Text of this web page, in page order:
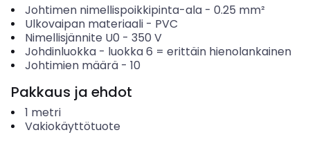
Johtimen nimellispoikkipinta-ala- 0.25 mm²
Ulkovaipan materiaali- PVC
Nimellisjännite U0 - 350 V
Johdinluokka- luokka 6 = erittäin hienolankainen
Johtimien määrä- 10
Pakkaus ja ehdot
1 metri
Vakiokäyttötuote